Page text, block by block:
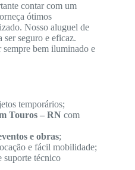
contar com um
ótimos
Nosso aluguel de
ser seguro e eficaz.
sempre bem iluminado e
temporários;
Touros – RN com
e obras;
e fácil mobilidade;
suporte técnico